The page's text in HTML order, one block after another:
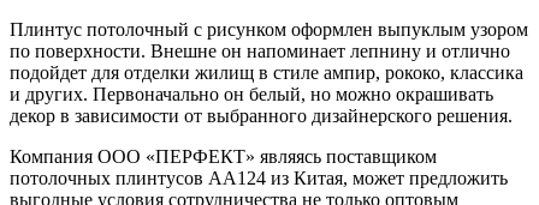
Плинтус потолочный с рисунком оформлен выпуклым узором
по поверхности. Внешне он напоминает лепнину и отлично
подойдет для отделки жилищ в стиле ампир, рококо, классика
и других. Первоначально он белый, но можно окрашивать
декор в зависимости от выбранного дизайнерского решения.
Компания ООО «ПЕРФЕКТ» являясь поставщиком
потолочных плинтусов АA124 из Китая, может предложить
выгодные условия сотрудничества не только оптовым